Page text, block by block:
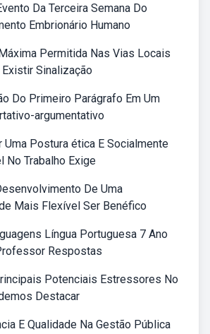
Da Terceira Semana Do
Embrionário Humano
Permitida Nas Vias Locais
Existir Sinalização
Do Primeiro Parágrafo Em Um
argumentativo
Uma Postura ética E Socialmente
No Trabalho Exige
De Uma
Mais Flexível Ser Benéfico
Língua Portuguesa 7 Ano
Respostas
Potenciais Estressores No
Destacar
E Qualidade Na Gestão Pública